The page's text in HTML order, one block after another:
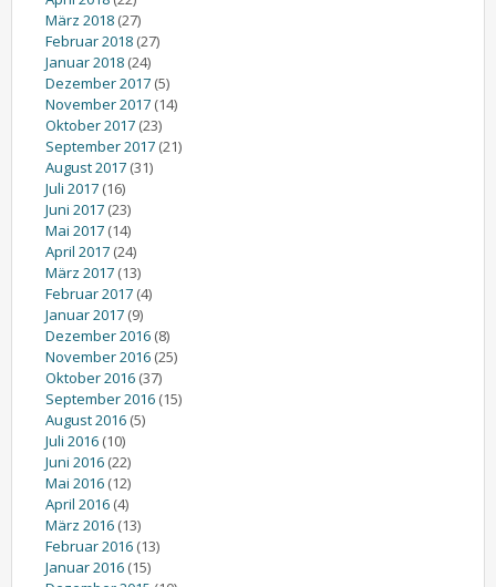
März 2018 (27)
Februar 2018 (27)
Januar 2018 (24)
Dezember 2017 (5)
November 2017 (14)
Oktober 2017 (23)
September 2017 (21)
August 2017 (31)
Juli 2017 (16)
Juni 2017 (23)
Mai 2017 (14)
April 2017 (24)
März 2017 (13)
Februar 2017 (4)
Januar 2017 (9)
Dezember 2016 (8)
November 2016 (25)
Oktober 2016 (37)
September 2016 (15)
August 2016 (5)
Juli 2016 (10)
Juni 2016 (22)
Mai 2016 (12)
April 2016 (4)
März 2016 (13)
Februar 2016 (13)
Januar 2016 (15)